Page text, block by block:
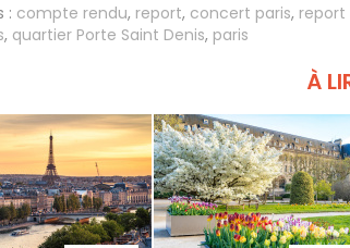
: compte rendu, report, concert paris, report
, quartier Porte Saint Denis, paris
À